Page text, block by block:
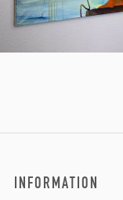
INFORMATION